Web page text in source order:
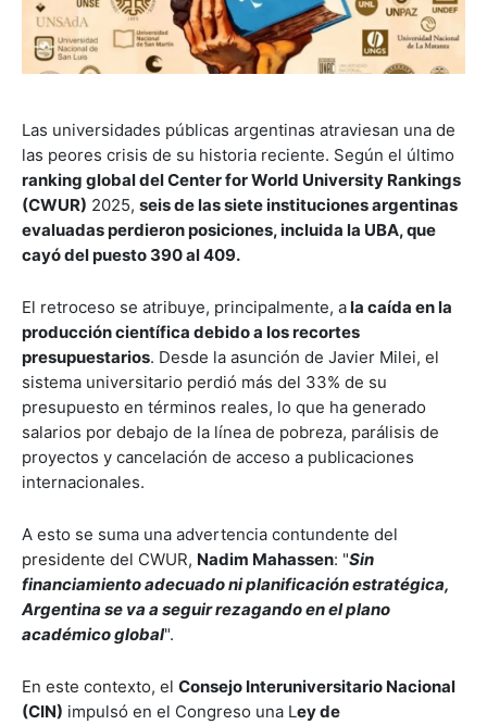
Las universidades públicas argentinas atraviesan una de
las peores crisis de su historia reciente. Según el último
ranking global del Center for World University Rankings
(CWUR) 2025, seis de las siete instituciones argentinas
evaluadas perdieron posiciones, incluida la UBA, que
cayó del puesto 390 al 409.
El retroceso se atribuye, principalmente, ala caída en la
producción científica debido a los recortes
presupuestarios. Desde la asunción de Javier Milei, el
sistema universitario perdió más del 33% de su
presupuesto en términos reales, lo que ha generado
salarios por debajo de la línea de pobreza, parálisis de
proyectos y cancelación de acceso a publicaciones
internacionales.
A esto se suma una advertencia contundente del
presidente del CWUR, Nadim Mahassen: "Sin
financiamiento adecuado ni planificación estratégica,
Argentina se va a seguir rezagando en el plano
académico global".
En este contexto, el Consejo Interuniversitario Nacional
(CIN) impulsó en el Congreso una Ley de